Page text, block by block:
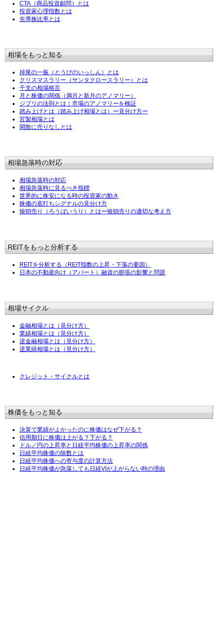
CTA（商品投資顧問）とは
投資家心理指数とは
先導株比率とは
相場をもっと知る
掉尾の一振（とうびのいっしん）とは
クリスマスラリー（サンタクロースラリー）とは
干支の相場格言
月と株価の関係（満月と新月のアノマリー）
ジブリの法則とは｜市場のアノマリーを検証
踏み上げとは（踏み上げ相場とは）ー見分け方ー
官製相場とは
閑散に売りなしとは
相場急落時の対応
相場急落時の対応
相場急落時に見るべき指標
世界的に株安になる時の投資家の動き
株価の底打ちシグナルの見分け方
狼狽売り（ろうばいうり）とはー狼狽売りの適切な考え方
REITをもっと分析する
REITを分析する（REIT指数の上昇・下落の要因）
日本の不動産向け（アパート）融資の膨張の影響と問題
相場サイクル
金融相場とは（見分け方）
業績相場とは（見分け方）
逆金融相場とは（見分け方）
逆業績相場とは（見分け方）
クレジット・サイクルとは
株価をもっと知る
決算で業績がよかったのに株価はなぜ下がる？
信用期日に株価は上がる？下がる？
ドル／円の上昇率と日経平均株価の上昇率の関係
日経平均株価の除数とは
日経平均株価への寄与度の計算方法
日経平均株価が急落しても日経VIが上がらない時の理由